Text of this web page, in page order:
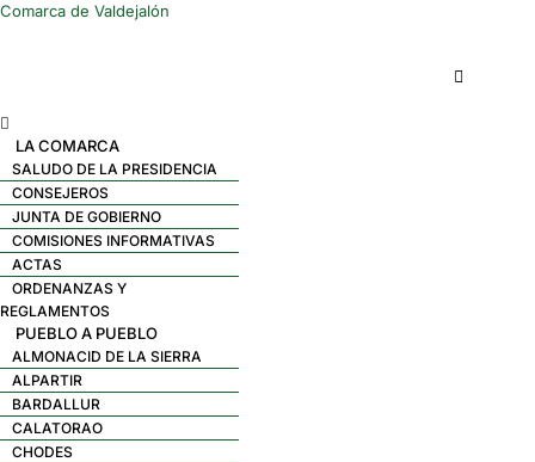
Comarca de Valdejalón
Menú
LA COMARCA
SALUDO DE LA PRESIDENCIA
CONSEJEROS
JUNTA DE GOBIERNO
COMISIONES INFORMATIVAS
ACTAS
ORDENANZAS Y
REGLAMENTOS
PUEBLO A PUEBLO
ALMONACID DE LA SIERRA
ALPARTIR
BARDALLUR
CALATORAO
CHODES